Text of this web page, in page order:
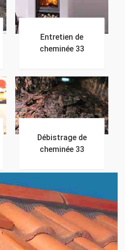
Entretien de
cheminée 33
Débistrage de
cheminée 33